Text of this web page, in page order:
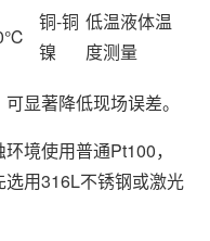
铜-铜
镍
低温液体温
度测量
显著降低现场误差。
境使用普通Pt100，
用316L不锈钢或激光